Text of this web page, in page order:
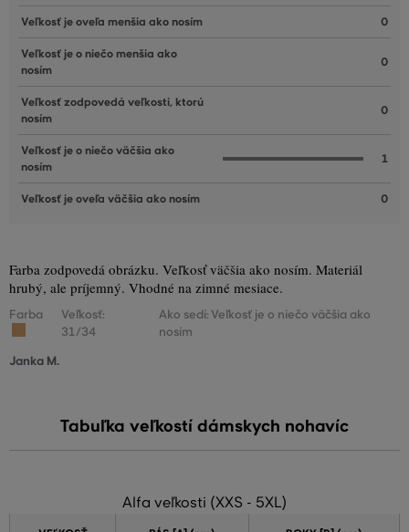
Veľkosť je oveľa menšia ako nosím 0
Veľkosť je o niečo menšia ako
nosím
0
Veľkosť zodpovedá veľkosti, ktorú
nosím
0
Veľkosť je o niečo väčšia ako
nosím
1
Veľkosť je oveľa väčšia ako nosím 0
Farba zodpovedá obrázku. Veľkosť väčšia ako nosím. Materiál
hrubý, ale príjemný. Vhodné na zimné mesiace.
Farba
Veľkosť:
31/34
Ako sedí: Veľkosť je o niečo väčšia ako
nosím
Janka M.
Tabuľka veľkostí dámskych nohavíc
Alfa veľkosti (XXS - 5XL)